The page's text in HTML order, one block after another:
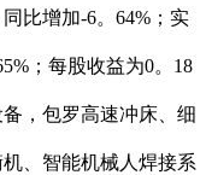
比增加-6。64%；实
；每股收益为0。18
，包罗高速冲床、细
、智能机械人焊接系